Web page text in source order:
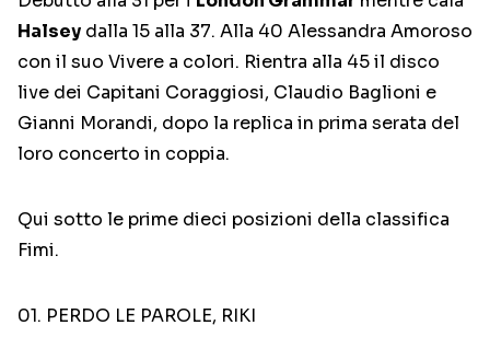
Halsey dalla 15 alla 37. Alla 40 Alessandra Amoroso
con il suo Vivere a colori. Rientra alla 45 il disco
live dei Capitani Coraggiosi, Claudio Baglioni e
Gianni Morandi, dopo la replica in prima serata del
loro concerto in coppia.
Qui sotto le prime dieci posizioni della classifica
Fimi.
01. PERDO LE PAROLE, RIKI